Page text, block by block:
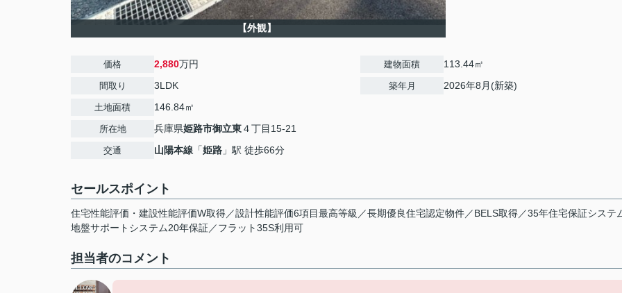
【外観】
価格 2,880万円
間取り 3LDK
土地面積 146.84㎡
所在地 兵庫県姫路市御立東４丁目15-21
交通 山陽本線 「姫路 」駅 徒歩66分
建物面積 113.44㎡
築年月 2026年8月(新築)
セールスポイント
住宅性能評価・建設性能評価W取得／設計性能評価6項目最高等級／長期優良住宅認定物件／BELS取得／35年住宅保証システ
地盤サポートシステム20年保証／フラット35S利用可
担当者のコメント